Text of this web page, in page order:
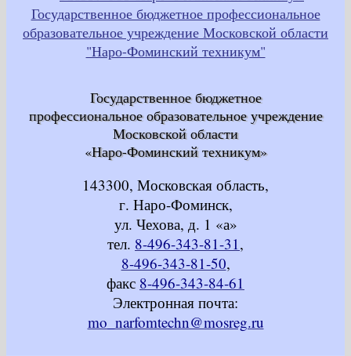
Государственное бюджетное
профессиональное образовательное учреждение
Московской области
«Наро-Фоминский техникум»
143300, Московская область,
г. Наро-Фоминск,
ул. Чехова, д. 1 «а»
тел. 8-496-343-81-31,
8-496-343-81-50,
факс 8-496-343-84-61
Электронная почта:
mo_narfomtechn@mosreg.ru